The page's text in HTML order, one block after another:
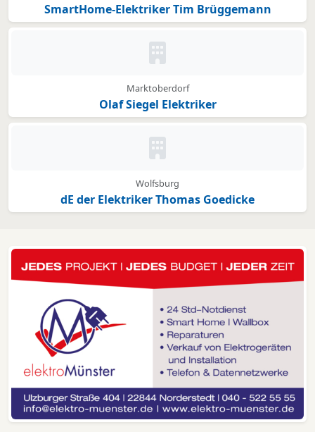
SmartHome-Elektriker Tim Brüggemann
Kein Bild oder Logo hinterlegt
Marktoberdorf
Olaf Siegel Elektriker
Kein Bild oder Logo hinterlegt
Wolfsburg
dE der Elektriker Thomas Goedicke